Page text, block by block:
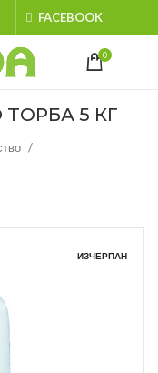
FACEBOOK
0
5 КГ
ИЗЧЕРПАН